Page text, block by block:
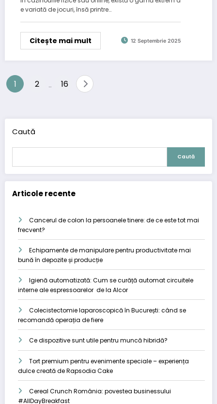
e variată de jocuri, însă printre…
Citește mai mult 12 Septembrie 2025
Paginație
1 2 16
Caută
Caută
Articole recente
Cancerul de colon la persoanele tinere: de ce este tot mai
frecvent?
Echipamente de manipulare pentru productivitate mai
bună în depozite și producție
Igienă automatizată: Cum se curăță automat circuitele
interne ale espressoarelor de la Alcor
Colecistectomie laparoscopică în București: când se
recomandă operația de fiere
Ce dispozitive sunt utile pentru muncă hibridă?
Tort premium pentru evenimente speciale – experiența
dulce creată de Rapsodia Cake
Cereal Crunch România: povestea businessului
#AllDayBreakfast